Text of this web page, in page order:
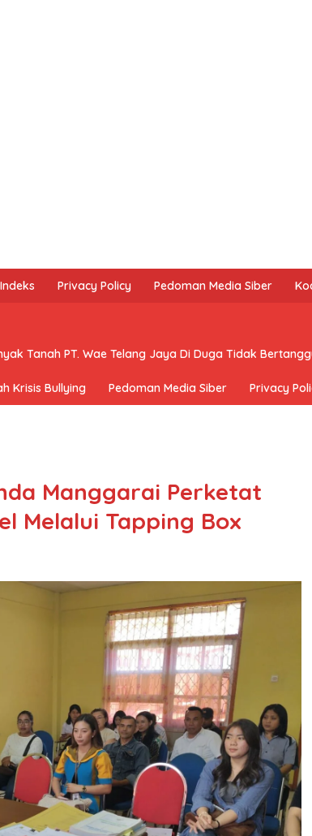
Indeks Privacy Policy Pedoman Media Siber
Tanah PT. Wae Telang Jaya Di Duga Tidak
Krisis Bullying Pedoman Media Siber Privacy
Manggarai Perketat
Melalui Tapping Box